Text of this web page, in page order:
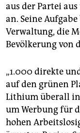
aus der Partei
an. Seine
Verwaltung, die
Bevölkerung von
„1.000 direkte
auf den grünen
Lithium überall in
um Werbung für
hohen